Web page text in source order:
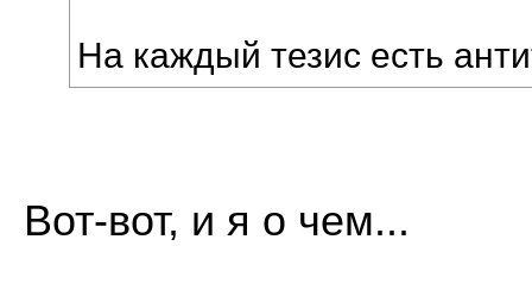
На каждый тезис есть
Вот-вот, и я о чем...